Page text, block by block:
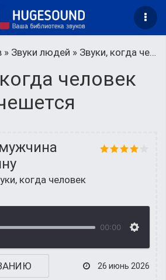
» Звуки людей » Звуки, когда человек чешется
человек
когда человек
00:00
26 июнь 2026